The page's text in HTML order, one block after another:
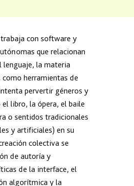
con software y
que relacionan
lenguaje, la materia
herramientas de
pervertir géneros y
libro, la ópera, el baile
o sentidos tradicionales
y artificiales) en su
colectiva se
de autoría y
de la interface, el
algorítmica y la